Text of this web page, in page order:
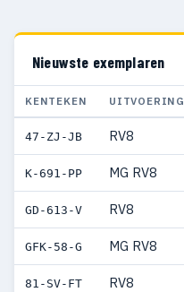
Nieuwste exemplaren
KENTEKEN UITVOERING
47-ZJ-JB RV8
K-691-PP MG RV8
GD-613-V RV8
GFK-58-G MG RV8
81-SV-FT RV8